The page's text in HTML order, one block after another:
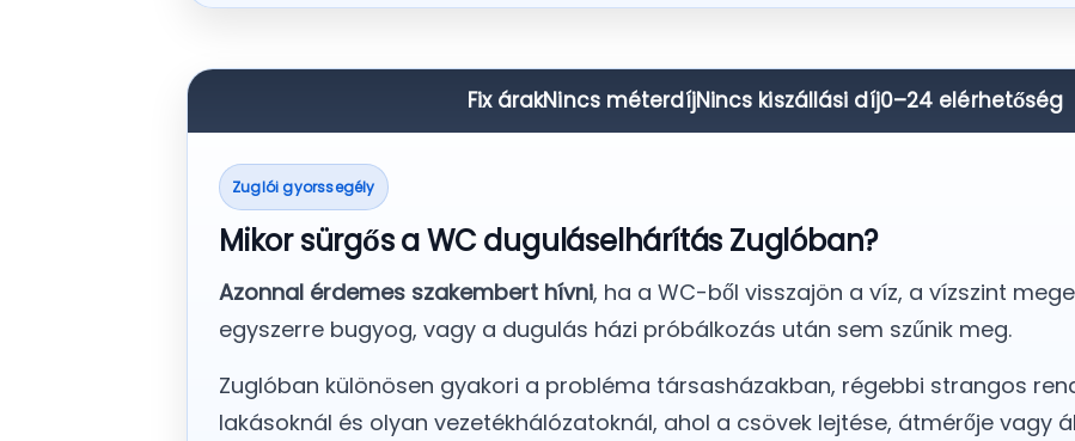
Fix árakNincs méterdíjNincs kiszállási díj0–24 elérhetőség
Zuglói gyorssegély
Mikor sürgős a WC duguláselhárítás Zuglóban?
Azonnal érdemes szakembert hívni, ha a WC-ből visszajön a víz, a vízszint
egyszerre bugyog, vagy a dugulás házi próbálkozás után sem szűnik meg.
Zuglóban különösen gyakori a probléma társasházakban, régebbi strangos
lakásoknál és olyan vezetékhálózatoknál, ahol a csövek lejtése, átmérője vagy